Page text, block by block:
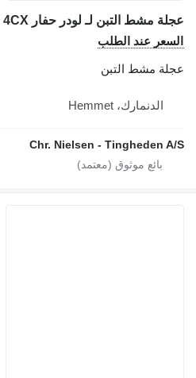
عجلة مشط التبن لـ لودر حفار JCB 4CX
السعر عند الطلب
عجلة مشط التبن
الدنمارك، Hemmet
Chr. Nielsen - Tingheden A/S